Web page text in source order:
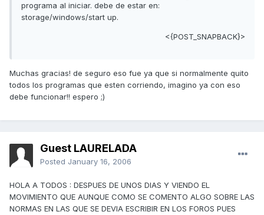
programa al iniciar. debe de estar en:
storage/windows/start up.
<{POST_SNAPBACK}>
Muchas gracias! de seguro eso fue ya que si normalmente quito
todos los programas que esten corriendo, imagino ya con eso
debe funcionar!! espero ;)
Guest LAURELADA
Posted January 16, 2006
HOLA A TODOS : DESPUES DE UNOS DIAS Y VIENDO EL
MOVIMIENTO QUE AUNQUE COMO SE COMENTO ALGO SOBRE LAS
NORMAS EN LAS QUE SE DEVIA ESCRIBIR EN LOS FOROS PUES